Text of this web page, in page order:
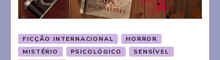
FICÇÃO INTERNACIONAL
HORROR
MISTÉRIO
PSICOLÓGICO
SENSÍVEL